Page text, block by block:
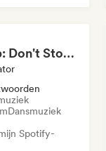
Cardio Club: Don't Stop! 💦
Dansmuziek
Spotify-